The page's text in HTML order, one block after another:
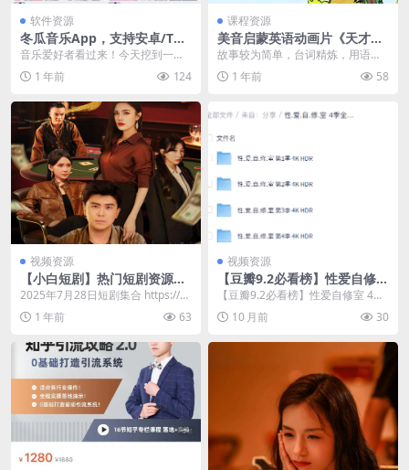
软件资源
冬瓜音乐App，支持安卓/TV/
平板/车机，沉浸式体验拉满
音乐爱好者看过来！今天挖到一款
宝藏听歌 App——冬瓜音乐，免费
无广、功能硬核，...
1 年前 124
课程资源
美音启蒙英语动画片《天才宝
贝熊 Little bear (视频+音频
+绘本+台词) 》
故事较为简单，台词精炼，用语日
常化，美式发音，语速适中，风趣
幽默，充满了孩提时代...
1 年前 58
视频资源
【小白短剧】热门短剧资源分
享2025年7月28日
2025年7月28日短剧集合 https://p
an.quark.cn/s/d1...
1 年前 63
视频资源
【豆瓣9.2必看榜】性爱自修室
4季全 4K HDR 中字内嵌字幕
【195GB】
【豆瓣9.2必看榜】性爱自修室 4季
全 4K HDR 中字内嵌字幕【195G
B】...10 月前 30